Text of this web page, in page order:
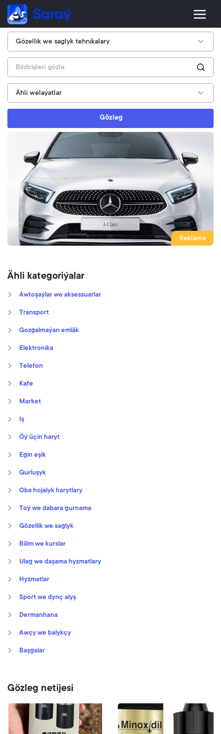
Gözleg
Reklama
Ähli kategoriýalar
Awtoşaýlar we aksessuarlar
Transport
Gozgalmaýan emläk
Elektronika
Telefon
Kafe
Market
Iş
Öý üçin haryt
Egin eşik
Gurluşyk
Oba hojalyk harytlary
Toý we dabara gurnama
Gözellik we saglyk
Bilim we kurslar
Ulag we daşama hyzmatlary
Hyzmatlar
Sport we dynç alyş
Dermanhana
Awçy we balykçy
Başgalar
Gözleg netijesi